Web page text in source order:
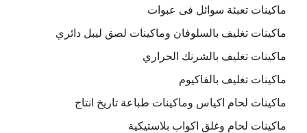
ماكينات تعبئة سوائل فى عبوات
ماكينات تغليف بالسلوفان وماكينات لصق ليبل دائري
ماكينات تغليف بالشرنك الحراري
ماكينات تغليف بالفاكيوم
ماكينات لحام اكياس وماكينات طباعة تاريخ انتاج
ماكينات لحام وغلق اكواب بلاستيكية